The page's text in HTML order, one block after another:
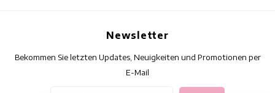
Newsletter
Bekommen Sie letzten Updates, Neuigkeiten und Promotionen per
E-Mail